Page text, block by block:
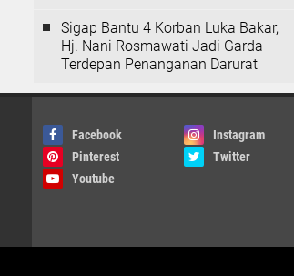
Sigap Bantu 4 Korban Luka Bakar,
Hj. Nani Rosmawati Jadi Garda
Terdepan Penanganan Darurat
Facebook
Instagram
Pinterest
Twitter
Youtube